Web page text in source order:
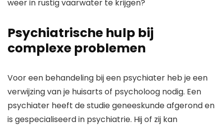
weer in rustig vaarwater te krijgen?
Psychiatrische hulp bij
complexe problemen
Voor een behandeling bij een psychiater heb je een
verwijzing van je huisarts of psycholoog nodig. Een
psychiater heeft de studie geneeskunde afgerond en
is gespecialiseerd in psychiatrie. Hij of zij kan